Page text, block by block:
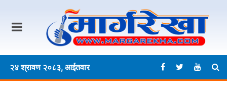
२४ श्रावण २०८३, आईतवार